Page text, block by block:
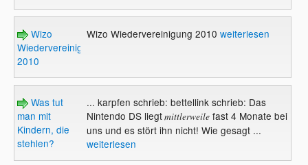
Wizo
Wiedervereinigung
2010
Wizo Wiedervereinigung 2010 weiterlesen
Was tut
man mit
Kindern, die
stehlen?
... karpfen schrieb: bettellink schrieb: Das
Nintendo DS liegtmittlerweilefast 4 Monate bei
uns und es stört ihn nicht! Wie gesagt ...
weiterlesen